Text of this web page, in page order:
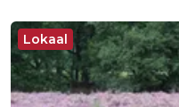
Lokaal